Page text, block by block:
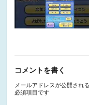
コメントを書く
メールアドレスが公開され
必須項目です